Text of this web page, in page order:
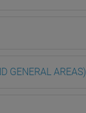
GENERAL AREAS)